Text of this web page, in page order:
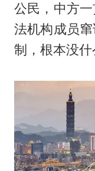
公民，中方
法机构成员
制，根本没什